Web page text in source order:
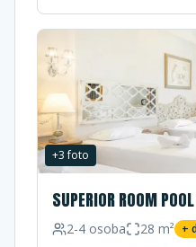
+3foto
SUPERIOR ROOM
2-4 osoba 28 m² +